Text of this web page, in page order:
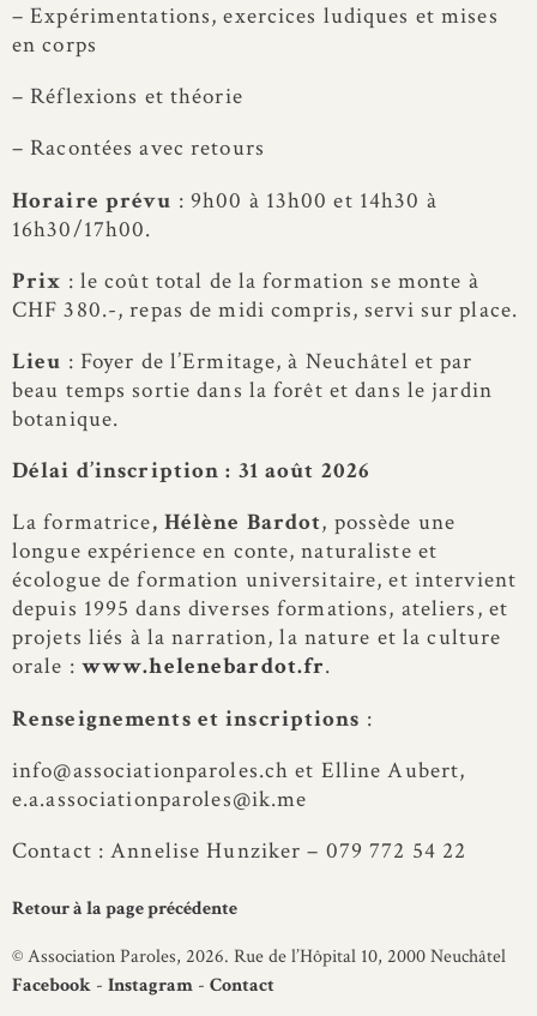
– Expérimentations, exercices ludiques et mises
en corps
– Réflexions et théorie
– Racontées avec retours
Horaire prévu : 9h00 à 13h00 et 14h30 à
16h30/17h00.
Prix : le coût total de la formation se monte à
CHF 380.-, repas de midi compris, servi sur place.
Lieu : Foyer de l’Ermitage, à Neuchâtel et par
beau temps sortie dans la forêt et dans le jardin
botanique.
Délai d’inscription : 31 août 2026
La formatrice, Hélène Bardot, possède une
longue expérience en conte, naturaliste et
écologue de formation universitaire, et intervient
depuis 1995 dans diverses formations, ateliers, et
projets liés à la narration, la nature et la culture
orale : www.helenebardot.fr.
Renseignements et inscriptions :
info@associationparoles.ch et Elline Aubert,
e.a.associationparoles@ik.me
Contact : Annelise Hunziker – 079 772 54 22
Retour à la page précédente
© Association Paroles, 2026. Rue de l’Hôpital 10, 2000 Neuchâtel
Facebook - Instagram - Contact